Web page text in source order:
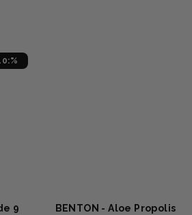
9
BENTON - Aloe Propolis